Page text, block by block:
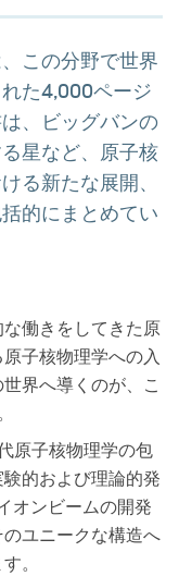
この分野で世界
た4,000ページ
、ビッグバンの
星など、原子核
る新たな展開、
的にまとめてい
働きをしてきた原
子核物理学への入
界へ導くのが、こ
原子核物理学の包
的および理論的発
オンビームの開発
ユニークな構造へ
。